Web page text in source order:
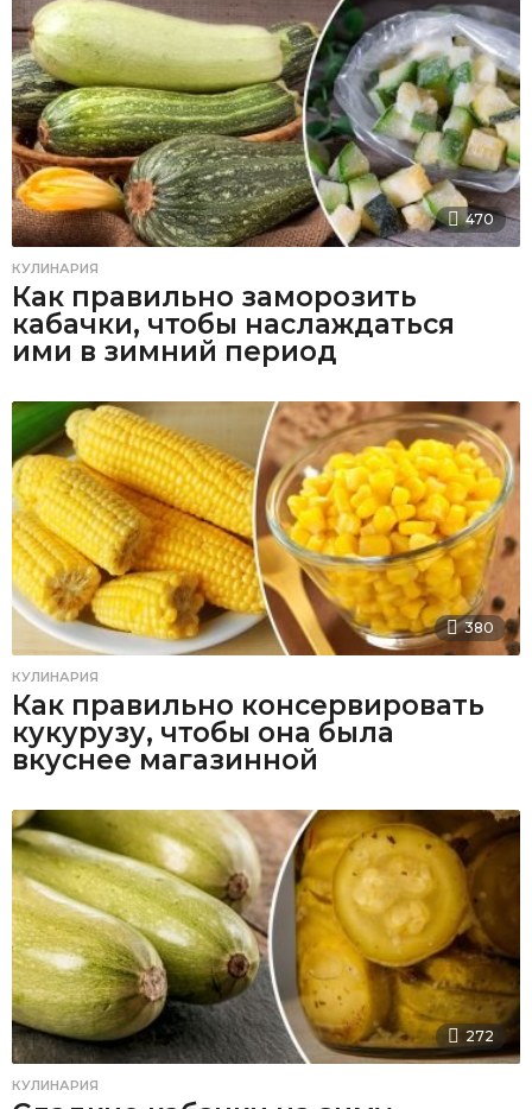
470
КУЛИНАРИЯ
Как правильно заморозить
кабачки, чтобы наслаждаться
ими в зимний период
380
КУЛИНАРИЯ
Как правильно консервировать
кукурузу, чтобы она была
вкуснее магазинной
272
КУЛИНАРИЯ